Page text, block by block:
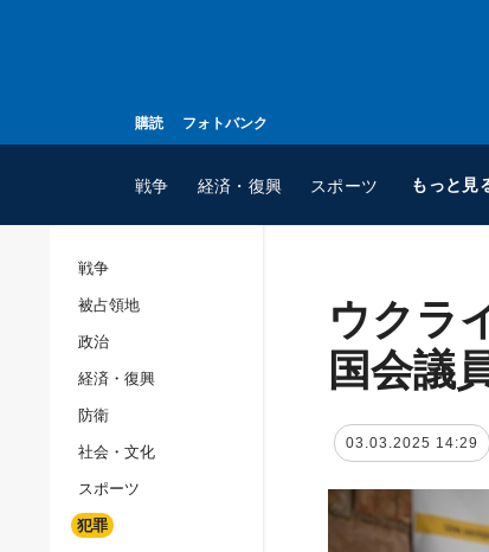
購読 フォトバンク
戦争 経済・復興 スポーツ もっと見
戦争
被占領地
政治
経済・復興
防衛
社会・文化
スポーツ
犯罪
ウクラ
国会議
03.03.2025 14:29